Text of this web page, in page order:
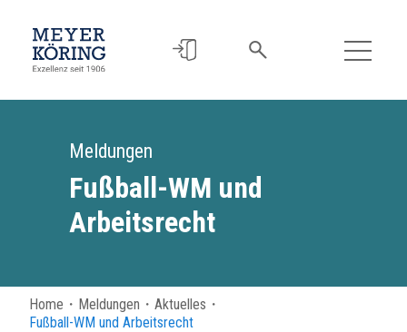
Meldungen
Fußball-WM und
Arbeitsrecht
Home ・ Meldungen ・ Aktuelles ・
Fußball-WM und Arbeitsrecht